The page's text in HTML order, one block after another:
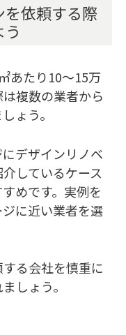
依頼する際
あたり10～15万
複数の業者から
ょう。
デザインリノベ
しているケース
めです。実例を
に近い業者を選
る会社を慎重に
しょう。